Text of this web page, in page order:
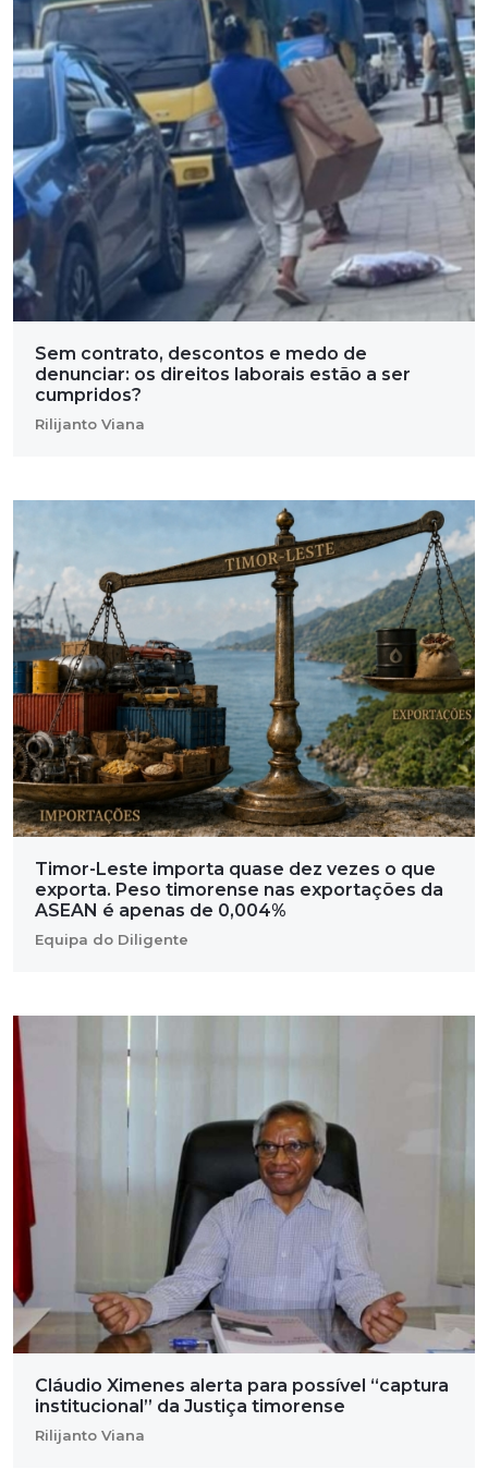
Sem contrato, descontos e medo de
denunciar: os direitos laborais estão a ser
cumpridos?
Rilijanto Viana
Timor-Leste importa quase dez vezes o que
exporta. Peso timorense nas exportações da
ASEAN é apenas de 0,004%
Equipa do Diligente
Cláudio Ximenes alerta para possível “captura
institucional” da Justiça timorense
Rilijanto Viana